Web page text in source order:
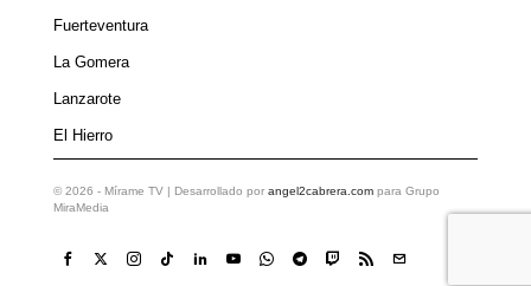
Fuerteventura
La Gomera
Lanzarote
El Hierro
© 2026 - Mírame TV | Desarrollado por angel2cabrera.compara Grupo
MiraMedia